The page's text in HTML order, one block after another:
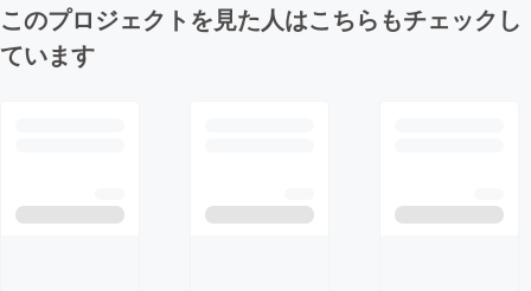
このプロジェクトを見た人はこちらもチェックし
ています